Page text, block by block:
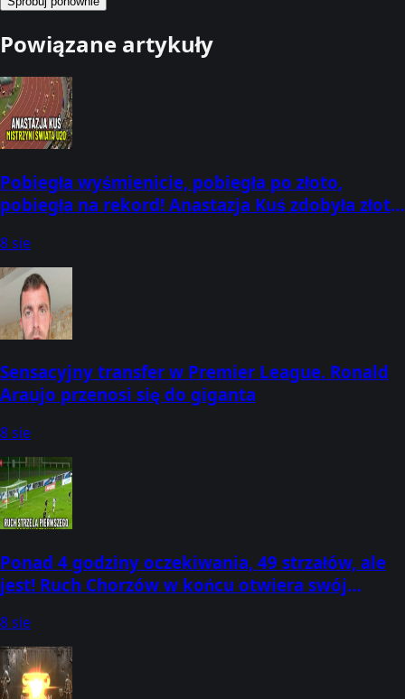
Powiązane artykuły
Pobiegła wyśmienicie, pobiegła po złoto,
pobiegła na rekord! Anastazja Kuś zdobyła złoto
8 sie
Sensacyjny transfer w Premier League. Ronald
Araujo przenosi się do giganta
8 sie
Ponad 4 godziny oczekiwania, 49 strzałów, ale
jest! Ruch Chorzów w końcu otwiera swój
8 sie